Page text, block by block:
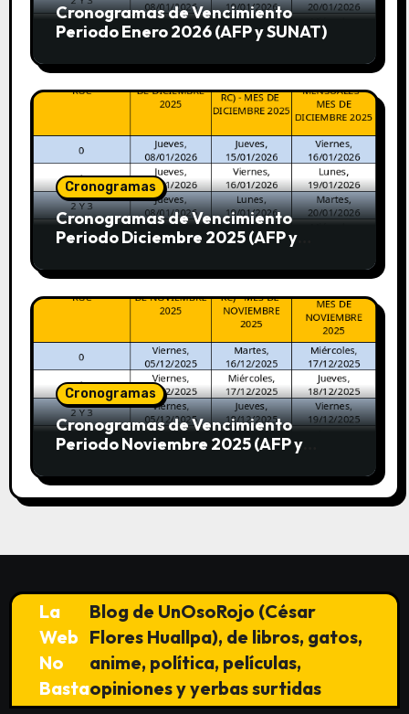
Cronogramas de Vencimiento
Periodo Enero 2026 (AFP y SUNAT)
Cronogramas
Cronogramas de Vencimiento
Periodo Diciembre 2025 (AFP y
Cronogramas
Cronogramas de Vencimiento
Periodo Noviembre 2025 (AFP y
La
Web
No
Basta
Blog de UnOsoRojo (César
Flores Huallpa), de libros, gatos,
anime, política, películas,
opiniones y yerbas surtidas